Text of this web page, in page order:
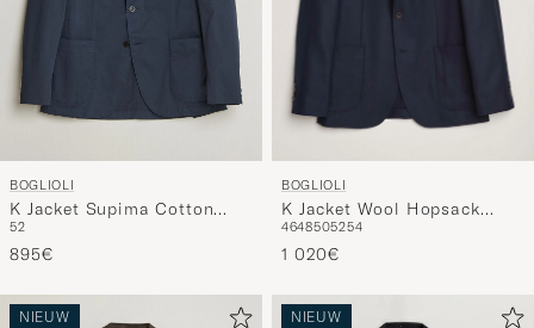
BOGLIOLI
K Jacket Supima Cotton
Blazer Navy
52
895€
BOGLIOLI
K Jacket Wool Hopsack
Blazer Navy
4648505254
1 020€
NIEUW NIEUW